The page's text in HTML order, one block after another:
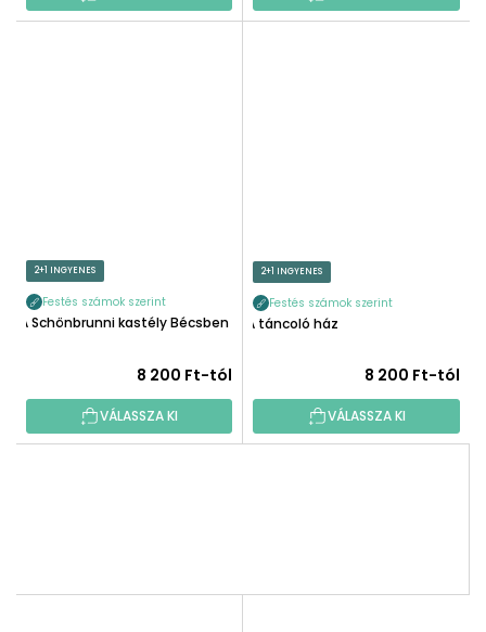
2+1 INGYENES
Festés számok szerint
A Schönbrunni kastély Bécsben
8 200 Ft-tól
VÁLASSZA KI
2+1 INGYENES
Festés számok szerint
A táncoló ház
8 200 Ft-tól
VÁLASSZA KI